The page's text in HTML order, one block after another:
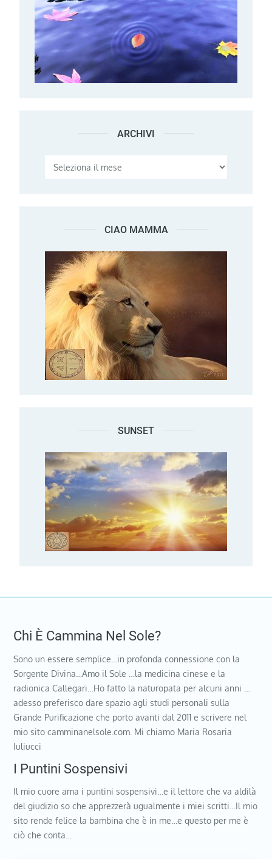
ARCHIVI Archivi
CIAO MAMMA
SUNSET
Chi È Cammina Nel Sole?
Sono un essere semplice…in profonda connessione con la
Sorgente Divina…Amo il Sole …la medicina cinese e la
radionica Callegari…Ho fatto la naturopata per alcuni anni …
adesso preferisco dare spazio agli studi personali sulla
Grande Purificazione che porto avanti dal 2011 e scrivere nel
mio sito camminanelsole.com. Mi chiamo Maria Rosaria
Iuliucci
I Puntini Sospensivi
Il mio cuore ama i puntini sospensivi…e il lettore che va aldilà
del giudizio so che apprezzerà ugualmente i miei scritti…Il mio
sito rende felice la bambina che è in me…e questo per me è
ciò che conta…